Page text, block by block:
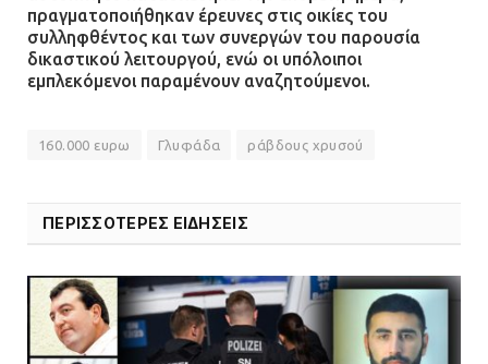
πραγματοποιήθηκαν έρευνες στις οικίες του
συλληφθέντος και των συνεργών του παρουσία
δικαστικού λειτουργού, ενώ οι υπόλοιποι
εμπλεκόμενοι παραμένουν αναζητούμενοι.
160.000 ευρω Γλυφάδα ράβδους χρυσού
ΠΕΡΙΣΣΟΤΕΡΕΣ ΕΙΔΗΣΕΙΣ